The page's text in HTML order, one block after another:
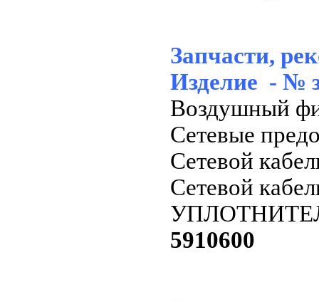
Запчасти,
Изделие - №
Воздушный
Сетевые
Сетевой
Сетевой
5910600